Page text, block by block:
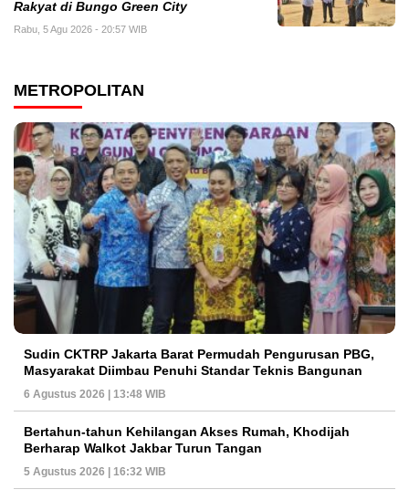
Rakyat di Bungo Green City
Rabu, 5 Agu 2026 - 20:57 WIB
METROPOLITAN
Sudin CKTRP Jakarta Barat Permudah Pengurusan PBG,
Masyarakat Diimbau Penuhi Standar Teknis Bangunan
6 Agustus 2026 | 13:48 WIB
Bertahun-tahun Kehilangan Akses Rumah, Khodijah
Berharap Walkot Jakbar Turun Tangan
5 Agustus 2026 | 16:32 WIB